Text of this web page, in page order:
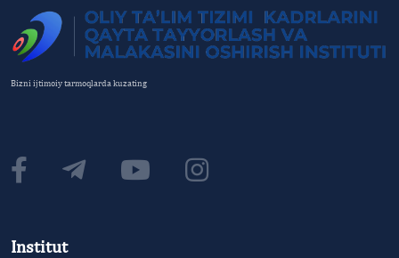
Bizni ijtimoiy tarmoqlarda kuzating
Institut